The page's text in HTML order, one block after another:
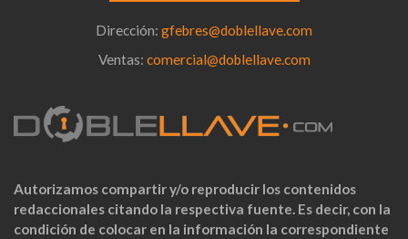
Dirección: gfebres@doblellave.com
Ventas: comercial@doblellave.com
Autorizamos compartir y/o reproducir los contenidos
redaccionales citando la respectiva fuente. Es decir, con la
condición de colocar en la información la correspondiente